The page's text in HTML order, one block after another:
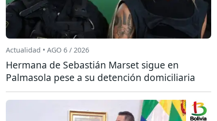
Actualidad • AGO 6 / 2026
Hermana de Sebastián Marset sigue en
Palmasola pese a su detención domiciliaria